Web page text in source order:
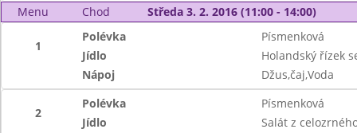
Menu
Chod Středa 3. 2. 2016 (11:00 - 14:00)
1
Polévka
Písmenková
Jídlo
Holandský řízek
Nápoj
Džus,čaj,Voda
2
Polévka
Písmenková
Jídlo
Salát z